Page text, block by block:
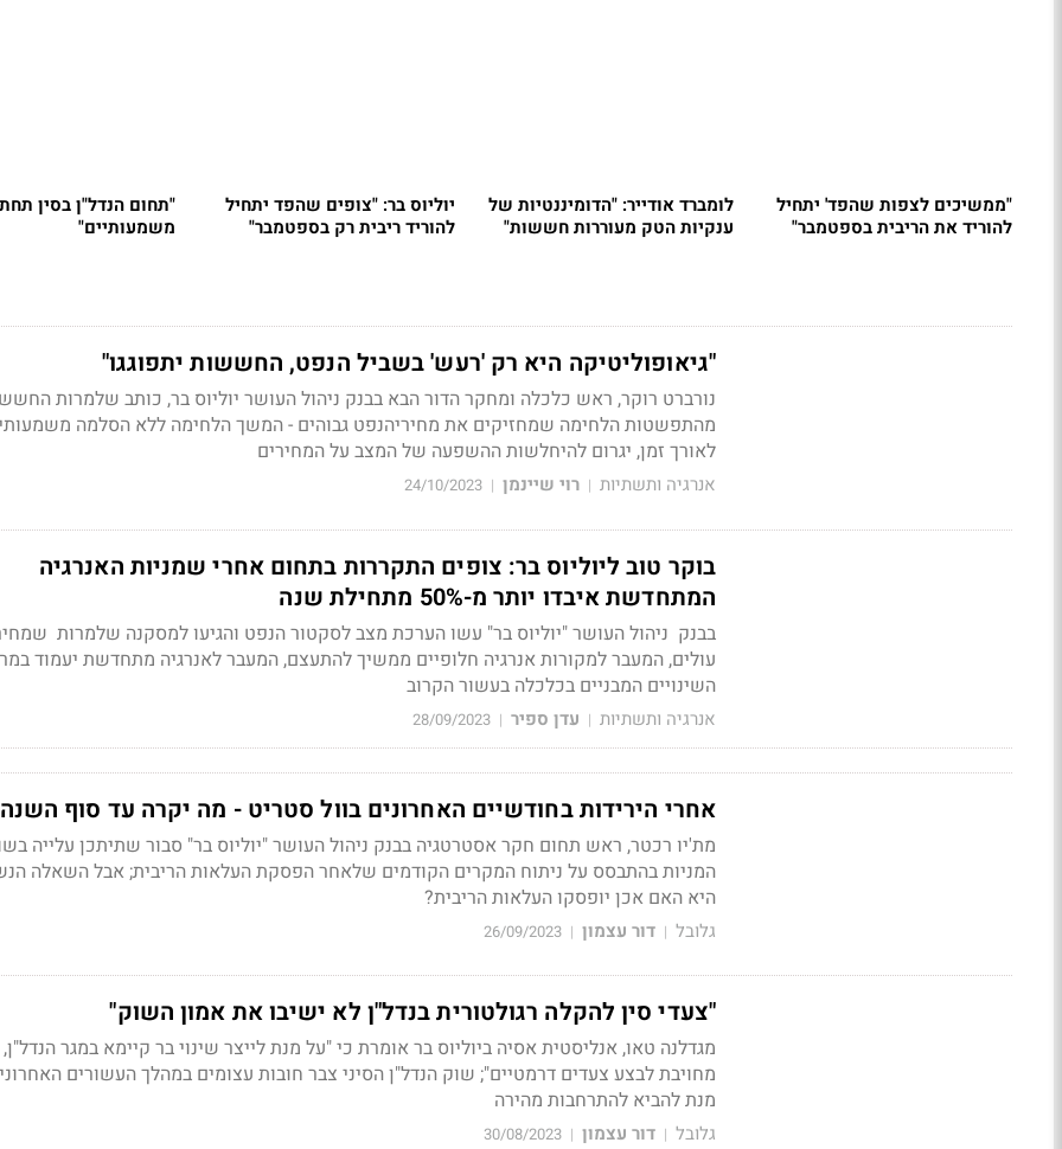
"ממשיכים לצפות שהפד' יתחיל
להוריד את הריבית בספטמבר"
לומברד אודייר: "הדומיננטיות של
ענקיות הטק מעוררות חששות"
יוליוס בר: "צופים שהפד יתחיל
להוריד ריבית רק בספטמבר"
"תחום הנדל"ן בסין
משמעותיים"
"גיאופוליטיקה היא רק 'רעש' בשביל הנפט, החששות יתפוגגו"
נורברט רוקר, ראש כלכלה ומחקר הדור הבא בבנק ניהול העושר יוליוס בר, כותב שלמרות
מהתפשטות הלחימה שמחזיקים את מחיריהנפט גבוהים - המשך הלחימה ללא הסלמה
לאורך זמן, יגרום להיחלשות ההשפעה של המצב על המחירים
אנרגיה ותשתיות | רוי שיינמן |
24/10/2023
בוקר טוב ליוליוס בר: צופים התקררות בתחום אחרי שמניות האנרגיה
המתחדשת איבדו יותר מ-50% מתחילת שנה
בבנק ניהול העושר "יוליוס בר" עשו הערכת מצב לסקטור הנפט והגיעו למסקנה שלמרות
עולים, המעבר למקורות אנרגיה חלופיים ממשיך להתעצם, המעבר לאנרגיה מתחדשת יעמוד
השינויים המבניים בכלכלה בעשור הקרוב
אנרגיה ותשתיות | עדן ספיר |
28/09/2023
אחרי הירידות בחודשיים האחרונים בוול סטריט - מה יקרה עד סוף
מת'יו רכטר, ראש תחום חקר אסטרטגיה בבנק ניהול העושר "יוליוס בר" סבור שתיתכן עלייה
המניות בהתבסס על ניתוח המקרים הקודמים שלאחר הפסקת העלאות הריבית; אבל השאלה
היא האם אכן יופסקו העלאות הריבית?
גלובל | דור עצמון |
26/09/2023
"צעדי סין להקלה רגולטורית בנדל"ן לא ישיבו את אמון השוק"
מגדלנה טאו, אנליסטית אסיה ביוליוס בר אומרת כי "על מנת לייצר שינוי בר קיימא במגר הנדל"ן,
מחויבת לבצע צעדים דרמטיים"; שוק הנדל"ן הסיני צבר חובות עצומים במהלך העשורים
מנת להביא להתרחבות מהירה
גלובל | דור עצמון |
30/08/2023